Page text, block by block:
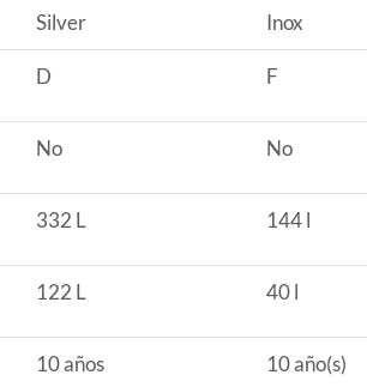
No
Frío Directo
No
No
Silver Inox
D F
No No
332 L 144 l
122 L 40 l
10 años 10 año(s)